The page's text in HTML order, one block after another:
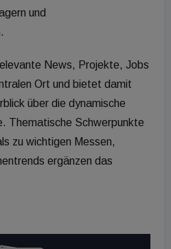
und
News, Projekte, Jobs
Ort und bietet damit
über die dynamische
Thematische Schwerpunkte
zu wichtigen Messen,
ergänzen das